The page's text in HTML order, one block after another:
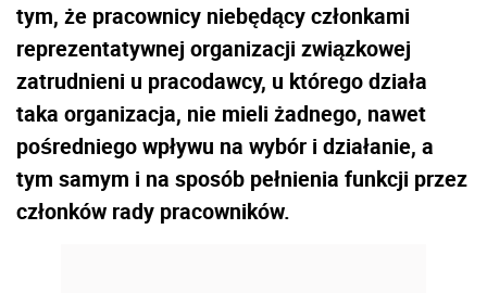
tym, że pracownicy niebędący członkami
reprezentatywnej organizacji związkowej
zatrudnieni u pracodawcy, u którego działa
taka organizacja, nie mieli żadnego, nawet
pośredniego wpływu na wybór i działanie, a
tym samym i na sposób pełnienia funkcji przez
członków rady pracowników.